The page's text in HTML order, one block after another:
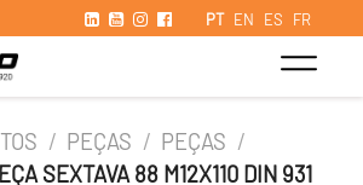
PT EN ES FR
/ PEÇAS / PEÇAS /
SEXTAVA 88 M12X110 DIN 931